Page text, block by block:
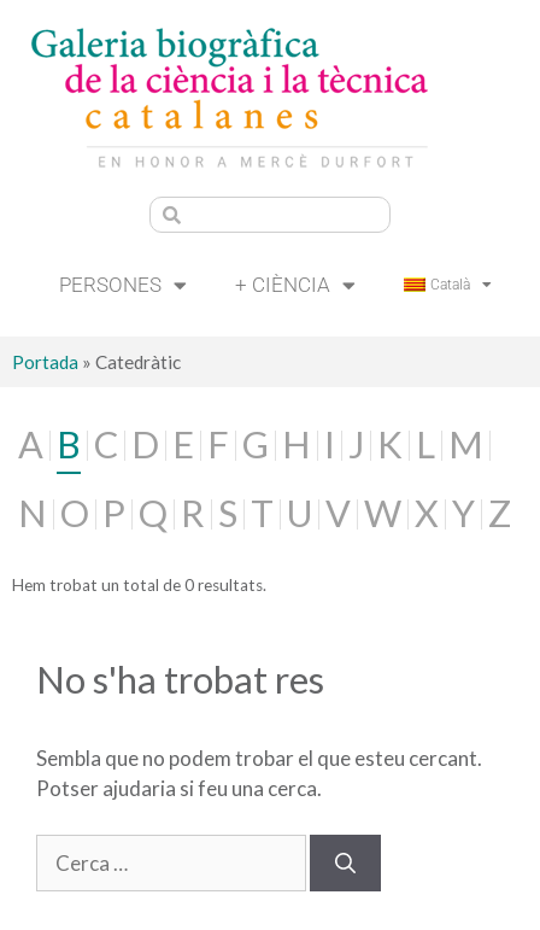
PERSONES + CIÈNCIA Català
Portada » Catedràtic
A B C D E F G H I J K L M
N O P Q R S T U V W X Y Z
Hem trobat un total de 0 resultats.
No s'ha trobat res
Sembla que no podem trobar el que esteu cercant.
Potser ajudaria si feu una cerca.